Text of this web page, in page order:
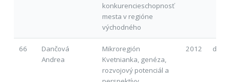
konkurencieschopnosť
mesta v regióne
východného
66
Dančová
Andrea
Mikroregión
Kvetnianka, genéza,
rozvojový potenciál a
2012 d